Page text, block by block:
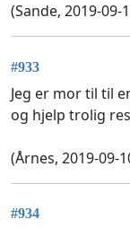
(Sande, 2019-09-
#933
Jeg er mor til til
og hjelp trolig
(Årnes, 2019-09-
#934